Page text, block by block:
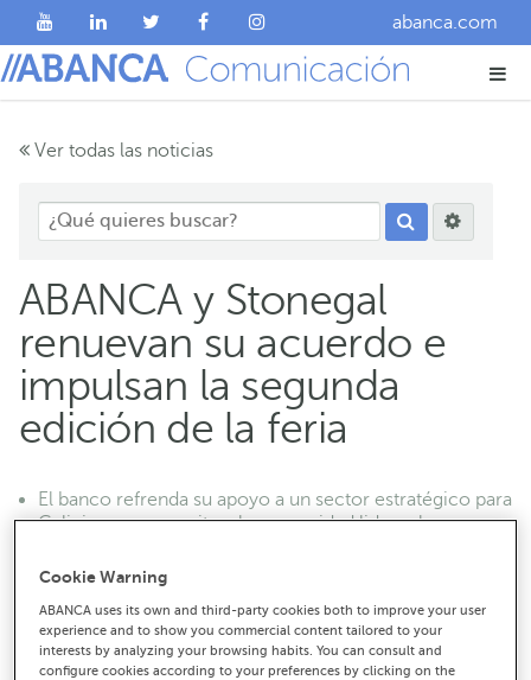
abanca.com
Ver todas las noticias
ABANCA y Stonegal
renuevan su acuerdo e
impulsan la segunda
edición de la feria
El banco refrenda su apoyo a un sector estratégico para
Galicia y que permite a la comunidad liderar la
La celebración de este encuentro pionero de piedra
natural en España volverá al IFEVI de Vigo del 17 al 19 de
junio con más de 150 empresas de una docena de
países
Cookie Warning
ABANCA uses its own and third-party cookies both to improve your user
experience and to show you commercial content tailored to your
interests by analyzing your browsing habits. You can consult and
configure cookies according to your preferences by clicking on the